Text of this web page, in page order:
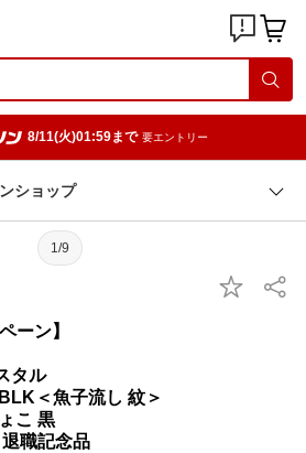
8/11(火)01:59まで 要エントリー
ショップ
1/9
ーン】
タル
＜魚子流し 紋＞
こ 黒
職記念品